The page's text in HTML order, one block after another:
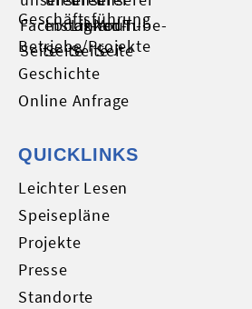
Geschäftsführung
Betriebe/Projekte
Geschichte
Online Anfrage
QUICKLINKS
Leichter Lesen
Speisepläne
Projekte
Presse
Standorte